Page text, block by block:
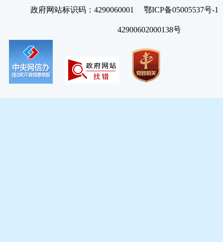
政府网站标识码：4290060001 鄂ICP备05005537号
42900602000138号